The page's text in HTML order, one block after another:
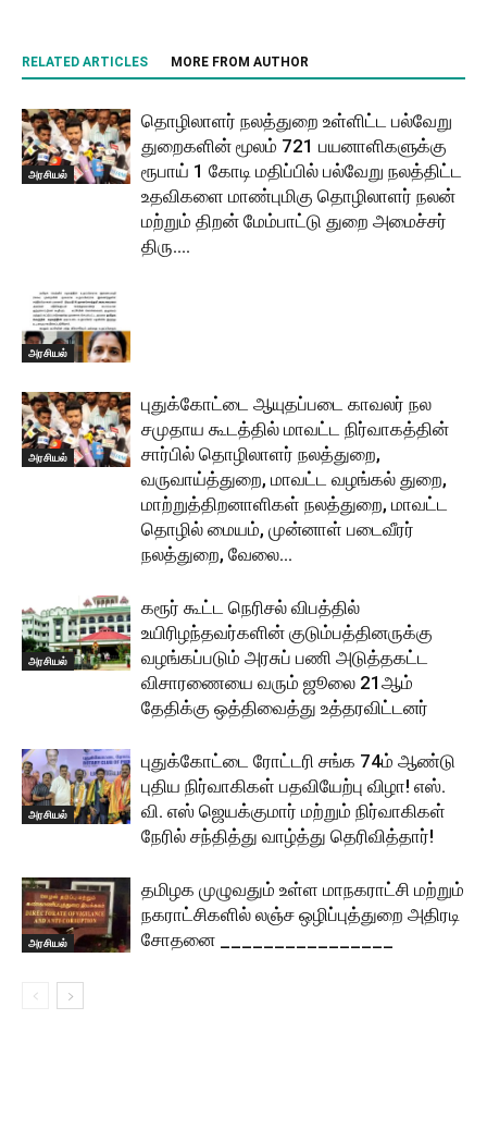
RELATED ARTICLES MORE FROM AUTHOR
அரசியல்
தொழிலாளர் நலத்துறை உள்ளிட்ட பல்வேறு
துறைகளின் மூலம் 721 பயனாளிகளுக்கு
ரூபாய் 1 கோடி மதிப்பில் பல்வேறு நலத்திட்ட
உதவிகளை மாண்புமிகு தொழிலாளர் நலன்
மற்றும் திறன் மேம்பாட்டு துறை அமைச்சர்
திரு....
அரசியல்
அரசியல்
புதுக்கோட்டை ஆயுதப்படை காவலர் நல
சமுதாய கூடத்தில் மாவட்ட நிர்வாகத்தின்
சார்பில் தொழிலாளர் நலத்துறை,
வருவாய்த்துறை, மாவட்ட வழங்கல் துறை,
மாற்றுத்திறனாளிகள் நலத்துறை, மாவட்ட
தொழில் மையம், முன்னாள் படைவீரர்
நலத்துறை, வேலை...
அரசியல்
கரூர் கூட்ட நெரிசல் விபத்தில்
உயிரிழந்தவர்களின் குடும்பத்தினருக்கு
வழங்கப்படும் அரசுப் பணி அடுத்தகட்ட
விசாரணையை வரும் ஜூலை 21ஆம்
தேதிக்கு ஒத்திவைத்து உத்தரவிட்டனர்
அரசியல்
புதுக்கோட்டை ரோட்டரி சங்க 74ம் ஆண்டு
புதிய நிர்வாகிகள் பதவியேற்பு விழா! எஸ்.
வி. எஸ் ஜெயக்குமார் மற்றும் நிர்வாகிகள்
நேரில் சந்தித்து வாழ்த்து தெரிவித்தார்!
அரசியல்
தமிழக முழுவதும் உள்ள மாநகராட்சி மற்றும்
நகராட்சிகளில் லஞ்ச ஒழிப்புத்துறை அதிரடி
சோதனை ________________